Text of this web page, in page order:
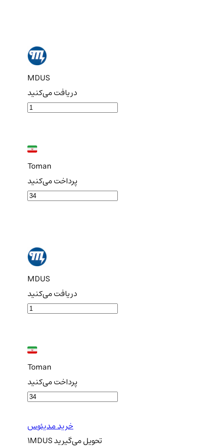
MDUS
دریافت می‌کنید
Toman
پرداخت می‌کنید
MDUS
دریافت می‌کنید
Toman
پرداخت می‌کنید
خرید مدیئوس
1MDUS تحویلمی‌گیرید